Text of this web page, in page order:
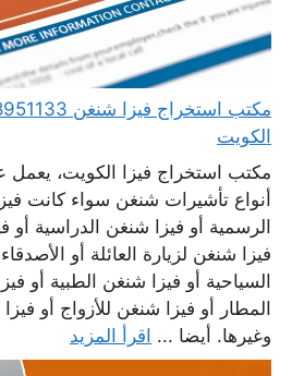
الكويت
مكتب استخراج فيزا الكويت، يعمل
أنواع تأشيرات شنغن سواء كانت
الرسمية أو فيزا شنغن الدراسية أو
فيزا شنغن لزيارة العائلة أو
السياحية أو فيزا شنغن الطبية أو
المطار أو فيزا شنغن للأزواج أو
وغيرها. أيضا ... اقرأ المزيد